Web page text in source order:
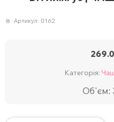
Артикул: 0162
Категорія:
Об'єм: